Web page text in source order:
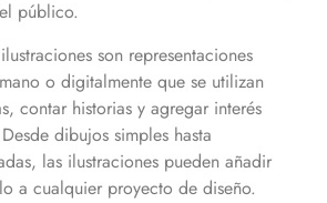
público.
son representaciones
o digitalmente que se utilizan
contar historias y agregar interés
dibujos simples hasta
las ilustraciones pueden añadir
a cualquier proyecto de diseño.